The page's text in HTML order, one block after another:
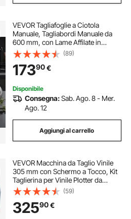
VEVOR Tagliafoglie a Ciotola
Manuale, Tagliabordi Manuale da
600 mm, con Lame Affilate in
Acciaio Inossidabile, Macchina da
Taglio Idroponica a Umido e a
Secco, Tagliatrice per Erba da
Giardino
(89)
17390€
Disponibile
Consegna:Sab. Ago. 8 - Mer.
Ago. 12
Aggiungi al carrello
VEVOR Macchina da Taglio Vinile
305 mm con Schermo a Tocco, Kit
Taglierina per Vinile Plotter da
Taglio Biglietti Personalizzati
Decorazioni Fai-da-te, Macchina
Termovinile e Cartoncino con
Accessori
(59)
32590€